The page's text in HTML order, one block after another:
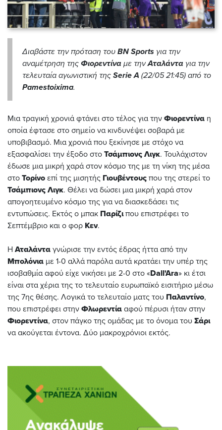
Διαβάστε την πρόταση του BN Sports για την
αναμέτρηση της Φιορεντίνα με τηνΑταλάντα για την
τελευταία αγωνιστική της Serie A (22/05 21:45) από το
Pamestoixima.
Μια τραγική χρονιά φτάνει στο τέλος για την Φιορεντίνα η
οποία έφτασε στο σημείο να κινδυνέψει σοβαρά με
υποβιβασμό. Μια χρονιά που ξεκίνησε με στόχο να
εξασφαλίσει την έξοδο στο Τσάμπιονς Λιγκ. Τουλάχιστον
έδωσε μια μικρή χαρά στον κόσμο της με τη νίκη της μέσα
στο Τορίνο επί της μισητής Γιουβέντους που της στερεί το
Τσάμπιονς Λιγκ. Θέλει να δώσει μια μικρή χαρά στον
απογοητευμένο κόσμο της για να διασκεδάσει τις
εντυπώσεις. Εκτός ο μπακ Παρίζιπου επιστρέφει το
Σεπτέμβριο και ο φορ Κεν.
Η Αταλάντα γνώρισε την εντός έδρας ήττα από την
Μπολόνια με 1-0 αλλά παρόλα αυτά κρατάει την υπέρ της
ισοβαθμία αφού είχε νικήσει με 2-0 στο «Dall'Ara» κι έτσι
είναι στα χέρια της το τελευταίο ευρωπαϊκό εισιτήριο μέσω
της 7ης θέσης. Λογικά το τελευταίο ματς του Παλαντίνο,
που επιστρέφει στην Φλωρεντία αφού πέρυσι ήταν στην
Φιορεντίνα, στον πάγκο της ομάδας με το όνομα του Σάρι
να ακούγεται έντονα. Δύο μακροχρόνιοι εκτός.